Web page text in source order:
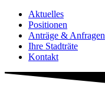
Aktuelles
Positionen
Anträge & Anfragen
Ihre Stadträte
Kontakt